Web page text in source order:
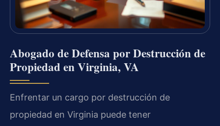
Abogado de Defensa por Destrucción de
Propiedad en Virginia, VA
Enfrentar un cargo por destrucción de
propiedad en Virginia puede tener